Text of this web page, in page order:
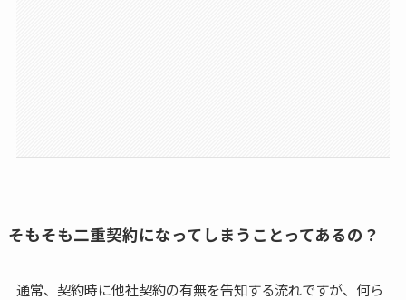
そもそも二重契約になってしまうことってあるの？
通常、契約時に他社契約の有無を告知する流れですが、何ら